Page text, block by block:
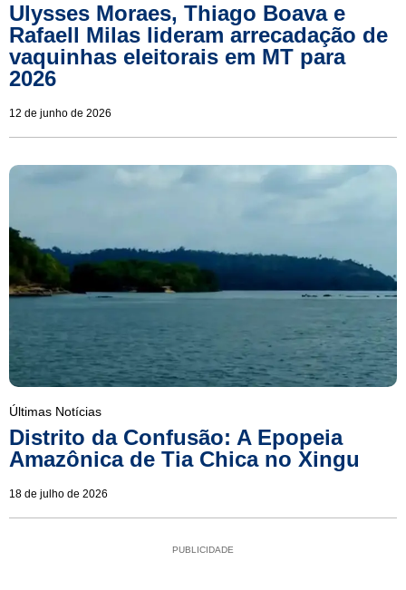
Ulysses Moraes, Thiago Boava e
Rafaell Milas lideram arrecadação de
vaquinhas eleitorais em MT para
2026
12 de junho de 2026
Últimas Notícias
Distrito da Confusão: A Epopeia
Amazônica de Tia Chica no Xingu
18 de julho de 2026
PUBLICIDADE